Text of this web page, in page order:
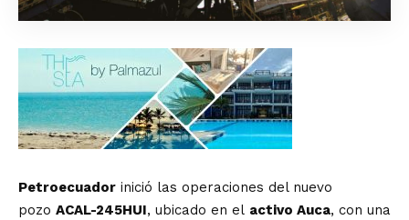
Petroecuador inició las operaciones del nuevo
pozo ACAL-245HUI, ubicado en el activo Auca, con una